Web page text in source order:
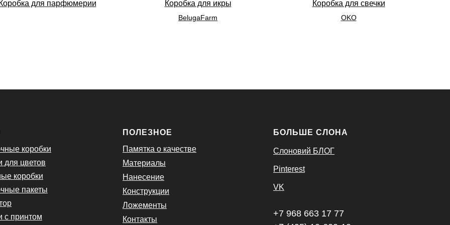
Коробка для парфюмерии Коробка для икры
BelugaFarm
Коробка для свечки
OKO
коробки
для цветов
коробки
пакеты
с принтом
ПОЛЕЗНОЕ
Памятка о качестве
Материалы
Нанесение
Конструкции
Ложементы
Контакты
БОЛЬШЕ СЛОНА
Слоновий БЛОГ
Pinterest
VK
+7 968 663 17 77